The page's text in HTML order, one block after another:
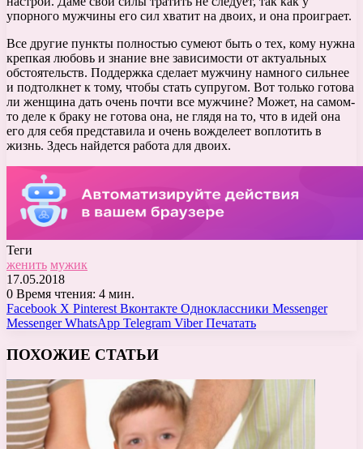
упорного мужчины его сил хватит на двоих, и она проиграет.
Все другие пункты полностью сумеют быть о тех, кому нужна
крепкая любовь и знание вне зависимости от актуальных
обстоятельств. Поддержка сделает мужчину намного сильнее
и подтолкнет к тому, чтобы стать супругом. Вот только готова
ли женщина дать очень почти все мужчине? Может, на самом-
то деле к браку не готова она, не глядя на то, что в идей она
его для себя представила и очень вожделеет воплотить в
жизнь. Здесь найдется работа для двоих.
Теги
женить мужик
17.05.2018
0 Время чтения: 4 мин.
Facebook X Pinterest Вконтакте Одноклассники Messenger
Messenger WhatsApp Telegram Viber Печатать
ПОХОЖИЕ СТАТЬИ